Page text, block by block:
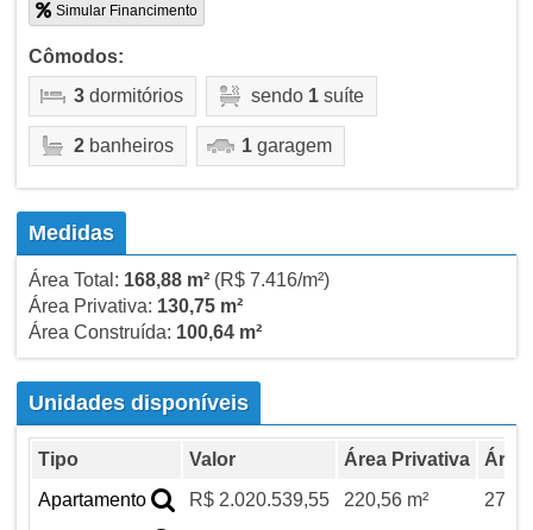
Simular Financimento
Cômodos:
3dormitórios sendo 1suíte
2banheiros 1garagem
Medidas
Área Total: 168,88 m²(R$ 7.416/m²)
Área Privativa: 130,75 m²
Área Construída: 100,64 m²
Unidades disponíveis
Tipo Valor Área Privativa
Área
Apartamento
R$ 2.020.539,55 220,56 m²